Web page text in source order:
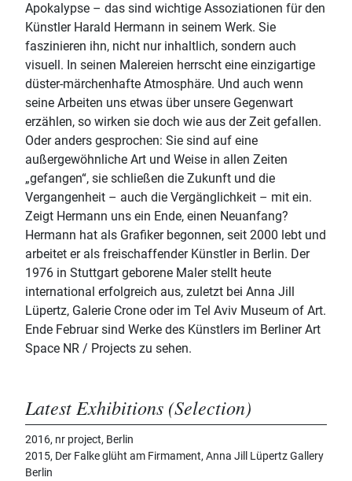
Apokalypse – das sind wichtige Assoziationen für den
Künstler Harald Hermann in seinem Werk. Sie
faszinieren ihn, nicht nur inhaltlich, sondern auch
visuell. In seinen Malereien herrscht eine einzigartige
düster-märchenhafte Atmosphäre. Und auch wenn
seine Arbeiten uns etwas über unsere Gegenwart
erzählen, so wirken sie doch wie aus der Zeit gefallen.
Oder anders gesprochen: Sie sind auf eine
außergewöhnliche Art und Weise in allen Zeiten
„gefangen“, sie schließen die Zukunft und die
Vergangenheit – auch die Vergänglichkeit – mit ein.
Zeigt Hermann uns ein Ende, einen Neuanfang?
Hermann hat als Grafiker begonnen, seit 2000 lebt und
arbeitet er als freischaffender Künstler in Berlin. Der
1976 in Stuttgart geborene Maler stellt heute
international erfolgreich aus, zuletzt bei Anna Jill
Lüpertz, Galerie Crone oder im Tel Aviv Museum of Art.
Ende Februar sind Werke des Künstlers im Berliner Art
Space NR / Projects zu sehen.
Latest Exhibitions (Selection)
2016, nr project, Berlin
2015, Der Falke glüht am Firmament, Anna Jill Lüpertz Gallery
Berlin